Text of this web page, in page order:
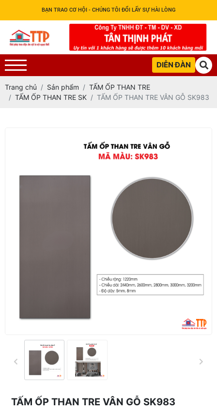
BẠN TRAO CƠ HỘI - CHÚNG TÔI ĐỔI LẤY SỰ HÀI LÒNG
DIỄN ĐÀN
Trang chủ Sản phẩm
TẤM ỐP THAN TRE
TẤM ỐP THAN TRE SK
TẤM ỐP THAN TRE VÂN GỖ SK983
TẤM ỐP THAN TRE VÂN GỖ SK983